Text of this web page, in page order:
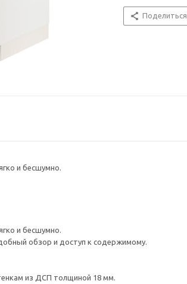
Поделиться
и бесшумно.
и бесшумно.
обзор и доступ к содержимому.
из ДСП толщиной 18 мм.